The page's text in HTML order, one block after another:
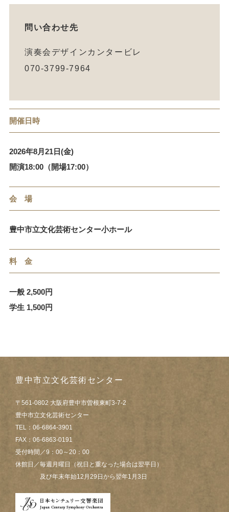
問い合わせ先
演奏会デザインカンタービレ
070-3799-7964
開催日時
2026年8月21日(金)
開演18:00（開場17:00）
会 場
豊中市立文化芸術センター小ホール
料 金
一般 2,500円
学生 1,500円
豊中市立文化芸術センター
〒561-0802 大阪府豊中市曽根東町3-7-2
豊中市立文化芸術センター
TEL：06-6864-3901
FAX：06-6863-0191
受付時間／9：00～20：00
休館日／毎週月曜日（祝日と重なった場合は翌平日）
及び年末年始12月29日から翌年1月3日